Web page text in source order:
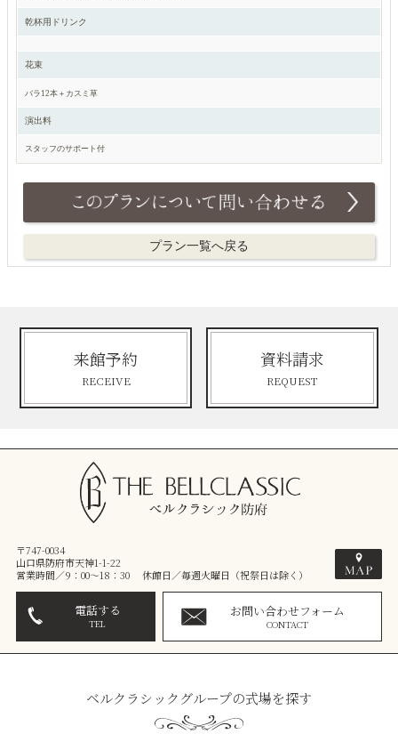
乾杯用ドリンク
花束
バラ12本＋カスミ草
演出料
スタッフのサポート付
プラン一覧へ戻る
来館予約
RECEIVE
資料請求
REQUEST
〒747-0034
山口県防府市天神1-1-22
営業時間／9：00～18：30 休館日／毎週火曜日（祝祭日は除く）
電話する
TEL
お問い合わせフォーム
CONTACT
ベルクラシックグループの式場を探す